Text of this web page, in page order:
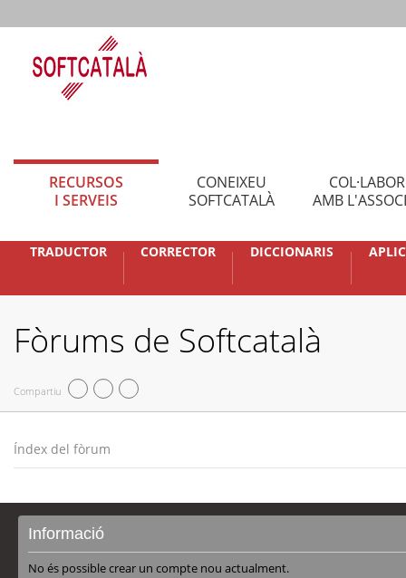
RECURSOS
I SERVEIS
CONEIXEU
SOFTCATALÀ
AMB
TRADUCTOR CORRECTOR DICCIONARIS
Fòrums de Softcatalà
Compartiu
Índex del fòrum
Informació
No és possible crear un compte nou actualment.